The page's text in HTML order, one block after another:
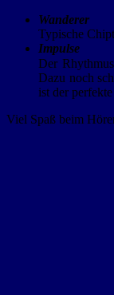
Wanderer
Typische
Impulse
Der
Dazu noch
ist der
Viel Spaß beim